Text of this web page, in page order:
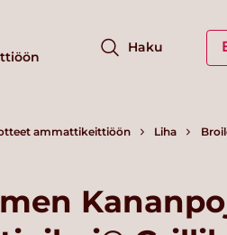
Haku
ammattikeittiöön Liha